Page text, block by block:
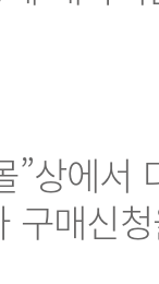
상에서
구매신